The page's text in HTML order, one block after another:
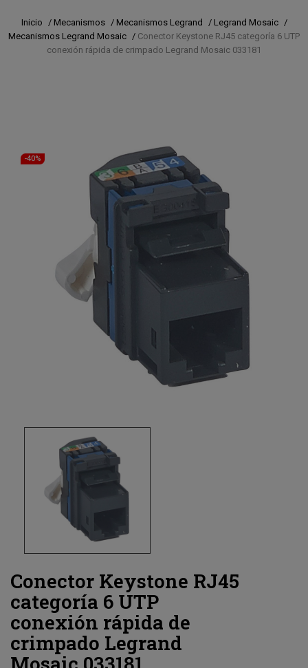
Inicio / Mecanismos / Mecanismos Legrand / Legrand Mosaic
/
Mecanismos Legrand Mosaic / Conector Keystone RJ45 categoría 6 UTP
conexión rápida de crimpado Legrand Mosaic 033181
-40%
Conector Keystone RJ45
categoría 6 UTP
conexión rápida de
crimpado Legrand